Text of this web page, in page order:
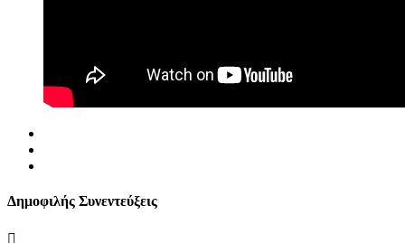
Δημοφιλής Συνεντεύξεις